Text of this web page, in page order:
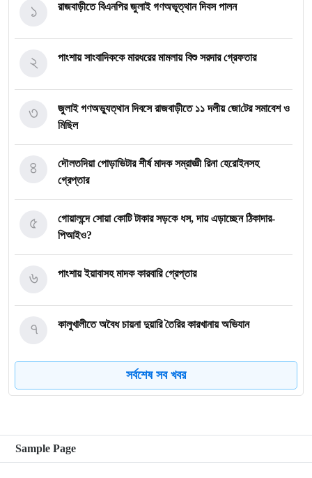
রাজবাড়ীতে বিএন‌পির জুলাই গণঅভূত্থান দিবস পালন
১
পাংশায় সাংবাদিককে মারধরের মামলায় বিশু সরদার গ্রেফতার
২
জুলাই গণঅভ্যুত্থান দিবসে রাজবাড়ীতে ১১ দলীয় জো‌টের সমাবেশ ও
মি‌ছিল
৩
দৌলতদিয়া পোড়াভিটার শীর্ষ মাদক সম্রাজ্ঞী রিনা হেরোইনসহ
গ্রেপ্তার
৪
গোয়ালন্দে সোয়া কোটি টাকার সড়কে ধস, দায় এড়াচ্ছেন ঠিকাদার-
পিআইও?
৫
পাংশায় ইয়াবাসহ মাদক কারবারি গ্রেপ্তার
৬
কালুখালীতে অবৈধ চায়না দুয়ারি তৈরির কারখানায় অভিযান
৭
গোয়ালন্দের নবাগত ইউএনও সাইফুল হুদার যোগদান
৯
সর্বশেষ সব খবর
Sample Page